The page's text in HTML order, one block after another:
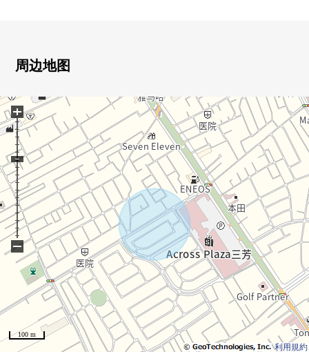
○ 阁楼收纳、地板下边收纳等的收纳丰富的4LDK
○ 阳光关于适合全居室2面采光，东南的有阳台良好
○ 有汽车空间1台分(出自车型的)
○ 城市煤气、公营水道、本排水
○ 到购物设施、公园步行范围以内
■ 街区里面的管理业务委托(管理费:每月费用6,320日
元)━━━━━━━━━━━━━━━・・・・・
○ 警卫巡视街区
○ 二十四小时制的安全
○ 街区清洁工(道路、公园、垃圾垃圾场)
■ 周边施设━━━━━━━━━━━━━━━・・・・・
○ 三芳小学步行17分钟(约1320m)
○ 三芳中学步行21分钟(约1660m)
周边地图
利用規約
100 m
+
−